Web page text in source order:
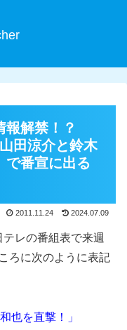
報解禁！？
田涼介と鈴木
で番宣に出る
2011.11.24 2024.07.09
レの番組表で来週
ろに次のように表記
也を直撃！」